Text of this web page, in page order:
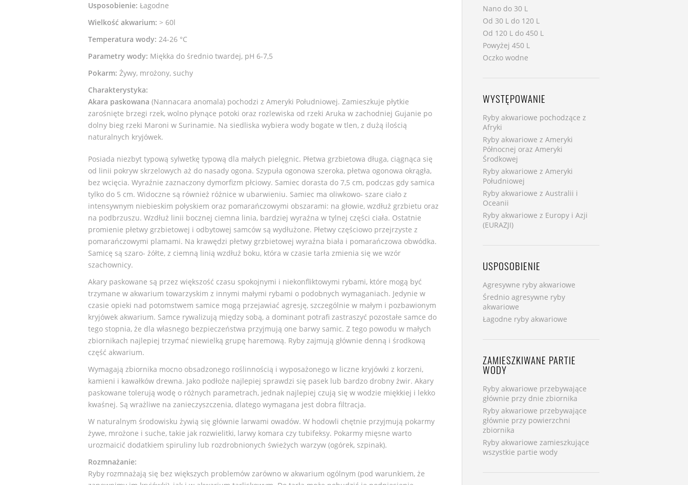
Usposobienie: Łagodne
Wielkość akwarium: > 60l
Temperatura wody: 24-26 °C
Parametry wody: Miękka do średnio twardej, pH 6-7,5
Pokarm: Żywy, mrożony, suchy
Charakterystyka:
Akara paskowana (Nannacara anomala) pochodzi z Ameryki Południowej. Zamieszkuje płytkie
zarośnięte brzegi rzek, wolno płynące potoki oraz rozlewiska od rzeki Aruka w zachodniej Gujanie po
dolny bieg rzeki Maroni w Surinamie. Na siedliska wybiera wody bogate w tlen, z dużą ilością
naturalnych kryjówek.
Posiada niezbyt typową sylwetkę typową dla małych pielęgnic. Płetwa grzbietowa długa, ciągnąca się
od linii pokryw skrzelowych aż do nasady ogona. Szypuła ogonowa szeroka, płetwa ogonowa okrągła,
bez wcięcia. Wyraźnie zaznaczony dymorfizm płciowy. Samiec dorasta do 7,5 cm, podczas gdy samica
tylko do 5 cm. Widoczne są również różnice w ubarwieniu. Samiec ma oliwkowo- szare ciało z
intensywnym niebieskim połyskiem oraz pomarańczowymi obszarami: na głowie, wzdłuż grzbietu oraz
na podbrzuszu. Wzdłuż linii bocznej ciemna linia, bardziej wyraźna w tylnej części ciała. Ostatnie
promienie płetwy grzbietowej i odbytowej samców są wydłużone. Płetwy częściowo przejrzyste z
pomarańczowymi plamami. Na krawędzi płetwy grzbietowej wyraźna biała i pomarańczowa obwódka.
Samicę są szaro- żółte, z ciemną linią wzdłuż boku, która w czasie tarła zmienia się we wzór
szachownicy.
Akary paskowane są przez większość czasu spokojnymi i niekonfliktowymi rybami, które mogą być
trzymane w akwarium towarzyskim z innymi małymi rybami o podobnych wymaganiach. Jedynie w
czasie opieki nad potomstwem samice mogą przejawiać agresję, szczególnie w małym i pozbawionym
kryjówek akwarium. Samce rywalizują między sobą, a dominant potrafi zastraszyć pozostałe samce do
tego stopnia, że dla własnego bezpieczeństwa przyjmują one barwy samic. Z tego powodu w małych
zbiornikach najlepiej trzymać niewielką grupę haremową. Ryby zajmują głównie denną i środkową
część akwarium.
Wymagają zbiornika mocno obsadzonego roślinnością i wyposażonego w liczne kryjówki z korzeni,
kamieni i kawałków drewna. Jako podłoże najlepiej sprawdzi się pasek lub bardzo drobny żwir. Akary
paskowane tolerują wodę o różnych parametrach, jednak najlepiej czują się w wodzie miękkiej i lekko
kwaśnej. Są wrażliwe na zanieczyszczenia, dlatego wymagana jest dobra filtracja.
W naturalnym środowisku żywią się głównie larwami owadów. W hodowli chętnie przyjmują pokarmy
żywe, mrożone i suche, takie jak rozwielitki, larwy komara czy tubifeksy. Pokarmy mięsne warto
urozmaicić dodatkiem spiruliny lub rozdrobnionych świeżych warzyw (ogórek, szpinak).
Rozmnażanie:
Ryby rozmnażają się bez większych problemów zarówno w akwarium ogólnym (pod warunkiem, że
Nano do 30 L
Od 30 L do 120 L
Od 120 L do 450 L
Powyżej 450 L
Oczko wodne
WYSTĘPOWANIE
Ryby akwariowe pochodzące z
Afryki
Ryby akwariowe z Ameryki
Północnej oraz Ameryki
Środkowej
Ryby akwariowe z Ameryki
Południowej
Ryby akwariowe z Australii i
Oceanii
Ryby akwariowe z Europy i Azji
(EURAZJI)
USPOSOBIENIE
Agresywne ryby akwariowe
Średnio agresywne ryby
akwariowe
Łagodne ryby akwariowe
ZAMIESZKIWANE PARTIE
WODY
Ryby akwariowe przebywające
głównie przy dnie zbiornika
Ryby akwariowe przebywające
głównie przy powierzchni
zbiornika
Ryby akwariowe zamieszkujące
wszystkie partie wody